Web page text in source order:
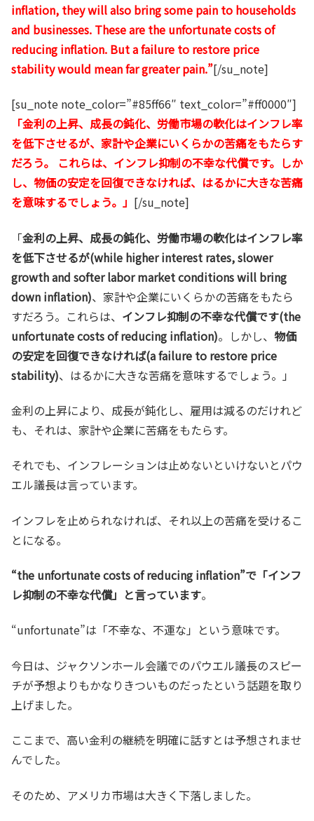
inflation, they will also bring some pain to households
and businesses. These are the unfortunate costs of
reducing inflation. But a failure to restore price
stability would mean far greater pain.”[/su_note]
[su_note note_color=”#85ff66″ text_color=”#ff0000″]
「金利の上昇、成長の鈍化、労働市場の軟化はインフレ率
を低下させるが、家計や企業にいくらかの苦痛をもたらす
だろう。 これらは、インフレ抑制の不幸な代償です。しか
し、物価の安定を回復できなければ、はるかに大きな苦痛
を意味するでしょう。」 [/su_note]
「金利の上昇、成長の鈍化、労働市場の軟化はインフレ率
を低下させるが(while higher interest rates, slower
growth and softer labor market conditions will bring
down inflation)、家計や企業にいくらかの苦痛をもたら
すだろう。これらは、 インフレ抑制の不幸な代償です(the
unfortunate costs of reducing inflation)。しかし、 物価
の安定を回復できなければ(a failure to restore price
stability)、はるかに大きな苦痛を意味するでしょう。」
金利の上昇により、成長が鈍化し、雇用は減るのだけれど
も、それは、家計や企業に苦痛をもたらす。
それでも、インフレーションは止めないといけないとパウ
エル議長は言っています。
インフレを止められなければ、それ以上の苦痛を受けるこ
とになる。
“the unfortunate costs of reducing inflation”で「インフ
レ抑制の不幸な代償」と言っています。
“unfortunate”は「不幸な、不運な」という意味です。
今日は、ジャクソンホール会議でのパウエル議長のスピー
チが予想よりもかなりきついものだったという話題を取り
上げました。
ここまで、高い金利の継続を明確に話すとは予想されませ
んでした。
そのため、アメリカ市場は大きく下落しました。